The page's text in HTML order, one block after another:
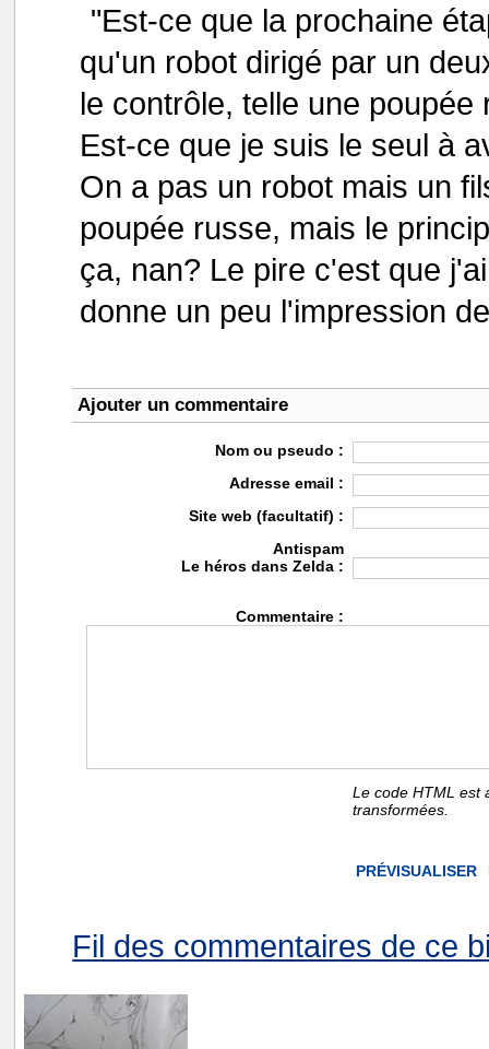
"Est-ce que la prochaine
qu'un robot dirigé par un
le contrôle, telle une
Est-ce que je suis le seul à
On a pas un robot mais un
poupée russe, mais le
ça, nan? Le pire c'est que
donne un peu l'impression
Ajouter un commentaire
Nom ou pseudo :
Adresse email :
Site web (facultatif) :
Antispam
Le héros dans Zelda :
Commentaire :
Le code HTML est
transformées.
Fil des commentaires de ce